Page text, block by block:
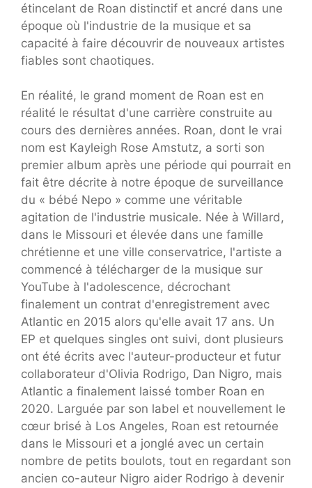
étincelant de Roan distinctif et ancré dans une
époque où l'industrie de la musique et sa
capacité à faire découvrir de nouveaux artistes
fiables sont chaotiques.
En réalité, le grand moment de Roan est en
réalité le résultat d'une carrière construite au
cours des dernières années. Roan, dont le vrai
nom est Kayleigh Rose Amstutz, a sorti son
premier album après une période qui pourrait en
fait être décrite à notre époque de surveillance
du « bébé Nepo » comme une véritable
agitation de l'industrie musicale. Née à Willard,
dans le Missouri et élevée dans une famille
chrétienne et une ville conservatrice, l'artiste a
commencé à télécharger de la musique sur
YouTube à l'adolescence, décrochant
finalement un contrat d'enregistrement avec
Atlantic en 2015 alors qu'elle avait 17 ans. Un
EP et quelques singles ont suivi, dont plusieurs
ont été écrits avec l'auteur-producteur et futur
collaborateur d'Olivia Rodrigo, Dan Nigro, mais
Atlantic a finalement laissé tomber Roan en
2020. Larguée par son label et nouvellement le
cœur brisé à Los Angeles, Roan est retournée
dans le Missouri et a jonglé avec un certain
nombre de petits boulots, tout en regardant son
ancien co-auteur Nigro aider Rodrigo à devenir